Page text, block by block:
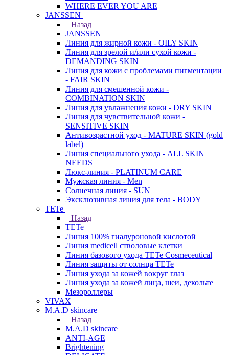
WHERE EVER YOU ARE
JANSSEN
Назад
JANSSEN
Линия для жирной кожи - OILY SKIN
Линия для зрелой и/или сухой кожи -
DEMANDING SKIN
Линия для кожи с проблемами пигментации
- FAIR SKIN
Линия для смешенной кожи -
COMBINATION SKIN
Линия для увлажнения кожи - DRY SKIN
Линия для чувствительной кожи -
SENSITIVE SKIN
Антивозрастной уход - MATURE SKIN (gold
label)
Линия специального ухода - ALL SKIN
NEEDS
Люкс-линия - PLATINUM CARE
Мужская линия - Men
Солнечная линия - SUN
Эксклюзивная линия для тела - BODY
TETe
Назад
TETe
Линия 100% гиалуроновой кислотой
Линия medicell стволовые клетки
Линия базового ухода TETe Cosmeceutical
Линия защиты от солнца TETe
Линия ухода за кожей вокруг глаз
Линия ухода за кожей лица, шеи, декольте
Мезороллеры
VIVAX
M.A.D skincare
Назад
M.A.D skincare
ANTI-AGE
Brightening